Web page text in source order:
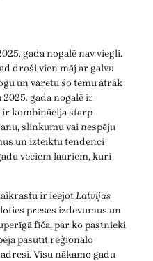
gada nogalē nav viegli.
droši vien māj ar galvu
un varētu šo tēmu ātrāk
gada nogalē ir
ir kombinācija starp
slinkumu vai nespēju
un izteiktu tendenci
veciem lauriem, kuri
ir ieejotLatvijas
preses izdevumus un
fīča, par ko pastnieki
pasūtīt reģionālo
Visu nākamo gadu